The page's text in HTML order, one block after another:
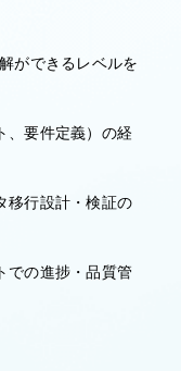
ができるレベルを
、要件定義）の経
移行設計・検証の
での進捗・品質管